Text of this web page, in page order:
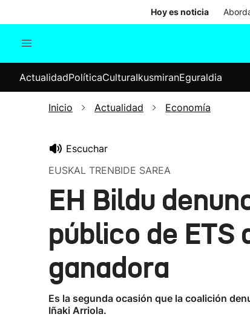
Hoy es noticia
Internacional
Elecciones
ActualidadPolíticaCulturaIkusmiranEguraldia
Inicio Actualidad Economía
Escuchar
EUSKAL TRENBIDE SAREA
EH Bildu
público de
ganadora
Es la segunda ocasión que la coalición
Iñaki Arriola.